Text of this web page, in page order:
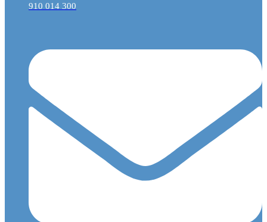
910 014 300